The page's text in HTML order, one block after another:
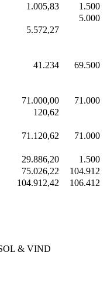
1.005,83
1.500
5.000
5.572,27
41.234 69.500
71.000,00
71.000
120,62
71.120,62 71.000
29.886,20
1.500
75.026,22
104.912
104.912,42 106.412
& VIND